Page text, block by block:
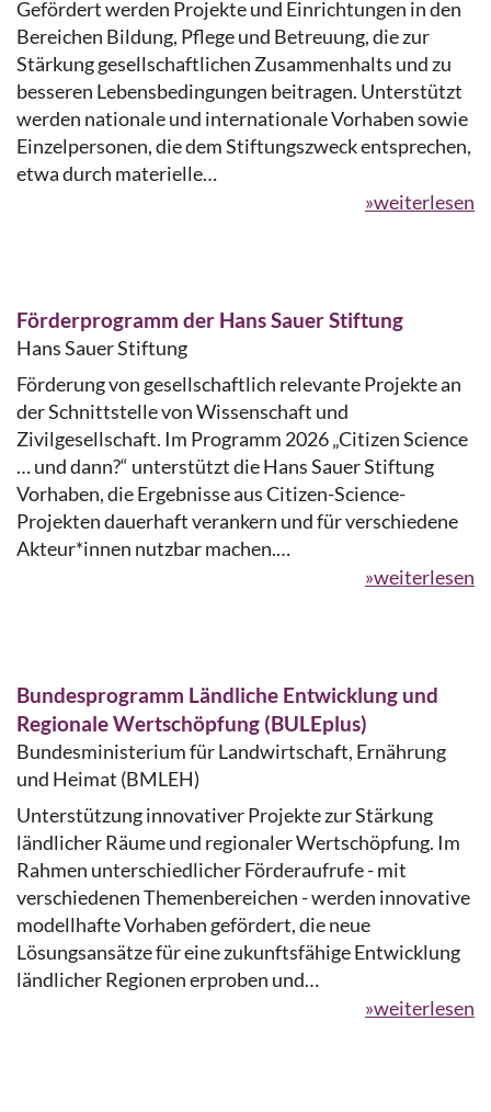
Gefördert werden Projekte und Einrichtungen in den
Bereichen Bildung, Pflege und Betreuung, die zur
Stärkung gesellschaftlichen Zusammenhalts und zu
besseren Lebensbedingungen beitragen. Unterstützt
werden nationale und internationale Vorhaben sowie
Einzelpersonen, die dem Stiftungszweck entsprechen,
etwa durch materielle…
»weiterlesen
Förderprogramm der Hans Sauer Stiftung
Hans Sauer Stiftung
Förderung von gesellschaftlich relevante Projekte an
der Schnittstelle von Wissenschaft und
Zivilgesellschaft. Im Programm 2026 „Citizen Science
… und dann?“ unterstützt die Hans Sauer Stiftung
Vorhaben, die Ergebnisse aus Citizen-Science-
Projekten dauerhaft verankern und für verschiedene
Akteur*innen nutzbar machen.…
»weiterlesen
Bundesprogramm Ländliche Entwicklung und
Regionale Wertschöpfung (BULEplus)
Bundesministerium für Landwirtschaft, Ernährung
und Heimat (BMLEH)
Unterstützung innovativer Projekte zur Stärkung
ländlicher Räume und regionaler Wertschöpfung. Im
Rahmen unterschiedlicher Förderaufrufe - mit
verschiedenen Themenbereichen - werden innovative
modellhafte Vorhaben gefördert, die neue
Lösungsansätze für eine zukunftsfähige Entwicklung
ländlicher Regionen erproben und…
»weiterlesen